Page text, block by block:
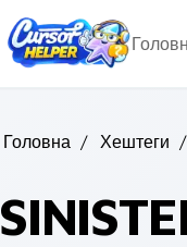
Головна / Хештеги /